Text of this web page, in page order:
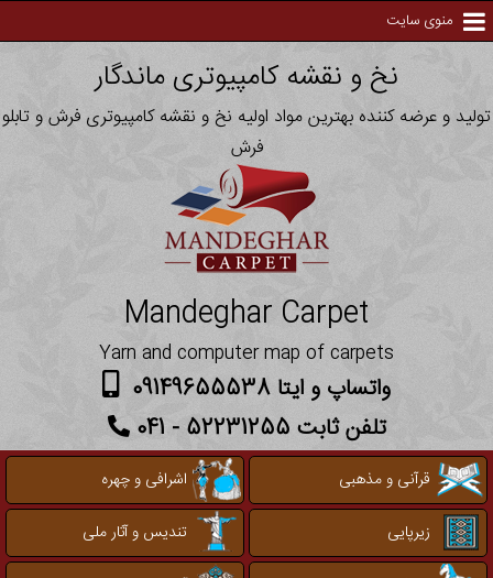
منوی سایت
نخ و نقشه کامپیوتری ماندگار
تولید و عرضه کننده بهترین مواد اولیه نخ و نقشه کامپیوتری فرش و تابلو
فرش
Mandeghar Carpet
Yarn and computer map of carpets
واتساپ و ایتا 09149655538
تلفن ثابت 52231255 - 041
قرآنی و مذهبی
اشرافی و چهره
زیرپایی
تندیس و آثار ملی